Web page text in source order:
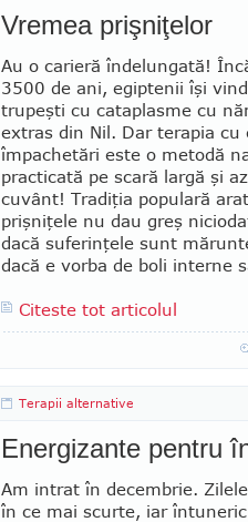
Vremea prişniţelor
Au o carieră îndelungată!
3500 de ani, egiptenii îşi
trupeşti cu cataplasme cu
extras din Nil. Dar terapia cu
împachetări este o metodă
practicată pe scară largă şi
cuvânt! Tradiţia populară
prişniţele nu dau greş
dacă suferinţele sunt
dacă e vorba de boli interne
Citeste tot articolul
Terapii alternative
Energizante pentru
Am intrat în decembrie.
în ce mai scurte, iar